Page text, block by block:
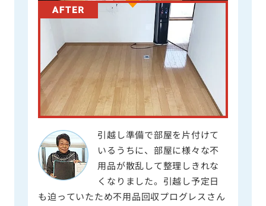
引越し準備で部屋を片付けて
いるうちに、部屋に様々な不
用品が散乱して整理しきれな
くなりました。引越し予定日
も迫っていたため不用品回収プログレスさん